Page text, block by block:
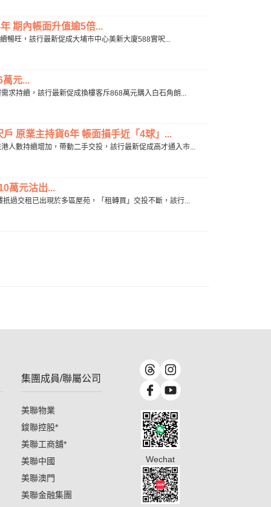
期內帳面升值逾5倍...
暢旺，該行最新促成大埔市中心美新大廈588實呎...
萬元...
求持續，該行最新促成換樓客斥868萬元購入白石角朗...
原業主持貨6年 帳面損手近「4球」...
人數持續增加，帶動二手交投，該行最新促成高才通入市...
萬元沽出...
過交租已出現於多區屋苑，「租轉買」交投不斷，該行...
集團成員/聯屬公司
美聯物業
鋑聯控股*
美聯工商舖*
美聯中國
美聯澳門
美聯金融集團
Wechat